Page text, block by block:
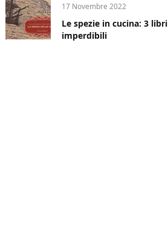
17 Novembre 2022
Le spezie in cucina: 3 libri
imperdibili